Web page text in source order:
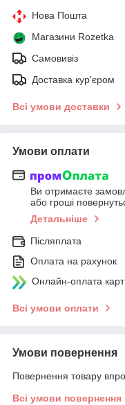
Нова Пошта
Магазини Rozetka
Самовивіз
Доставка кур'єром
Всі умови доставки
Умови оплати
Ви отримаєте
або гроші
Детальніше
Післяплата
Оплата на рахунок
Онлайн-оплата
Всі умови оплати
Умови повернення
Повернення товару
Всі умови повернення